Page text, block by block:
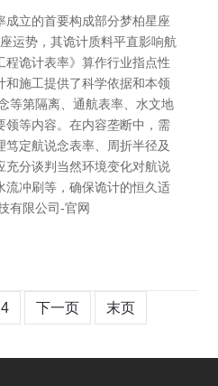
成立的首要构成部分梦柏星座
运势，其诡计质料平直影响航
程诡计表率》算作行业指点性
和施工提供了科学依据和本领
等第隔离、通航表率、水文地
领等内容。在内容垄断中，需
笃定航说念表率、周折半径及
充分谈判当然环境变化对航说
流冲刷等，确保诡计的恒久适
有限公司-官网
4 下一页 末页